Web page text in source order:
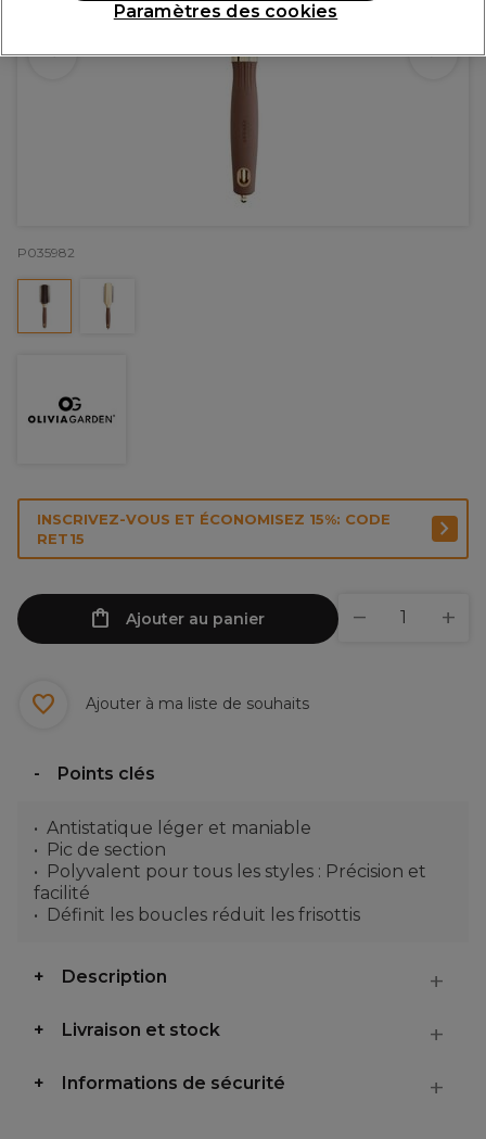
P035982
INSCRIVEZ-VOUS ET ÉCONOMISEZ 15%: CODE
RET15
Ajouter au panier
Ajouter à ma liste de souhaits
Points clés
Antistatique léger et maniable
Pic de section
Polyvalent pour tous les styles : Précision et
facilité
Définit les boucles réduit les frisottis
Description
Livraison et stock
Informations de sécurité
Paramètres des cookies